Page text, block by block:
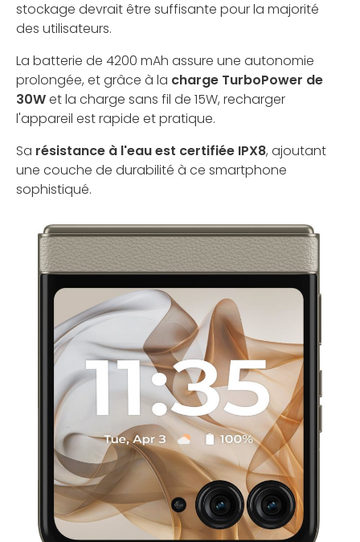
stockage devrait être suffisante pour la majorité
des utilisateurs.
La batterie de 4200 mAh assure une autonomie
prolongée, et grâce à la charge TurboPower de
30Wet la charge sans fil de 15W, recharger
l'appareil est rapide et pratique.
Sa résistance à l'eau est certifiée IPX8, ajoutant
une couche de durabilité à ce smartphone
sophistiqué.